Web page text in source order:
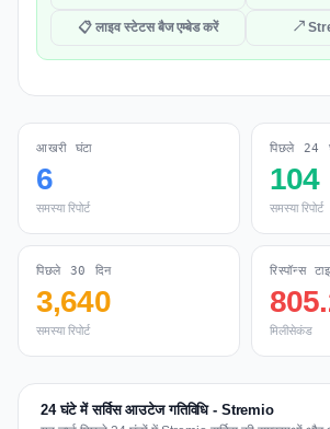
📋 लाइव स्टेटस बैज एम्बेड करें ↗
आखरी घंटा
6
समस्या रिपोर्ट
पिछले 24
104
समस्या रिपोर्ट
पिछले 30 दिन
3,640
समस्या रिपोर्ट
रिस्पॉन्स
मिलीसेकंड
24 घंटे में सर्विस आउटेज गतिविधि - Stremio